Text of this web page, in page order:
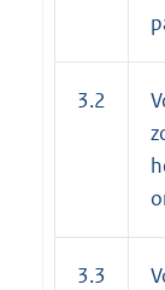
3.2
3.3